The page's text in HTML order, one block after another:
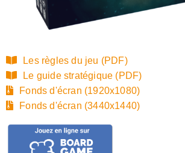
Les règles du jeu (PDF)
Le guide stratégique (PDF)
Fonds d'écran (1920x1080)
Fonds d'écran (3440x1440)